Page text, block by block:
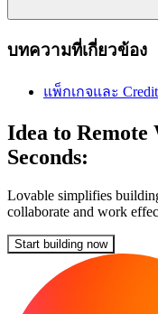
บทความที่เกี่ยวข้อง
แพ็กเกจและ
Idea to
Seconds:
Lovable simplifies
collaborate and work
Start building now